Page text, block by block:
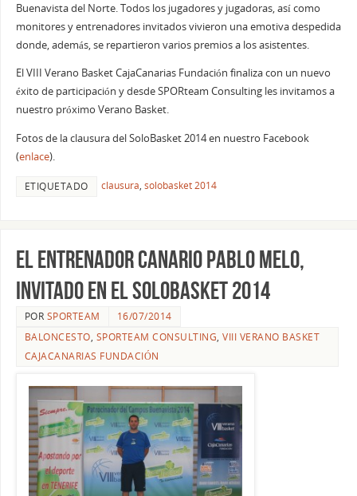
Buenavista del Norte. Todos los jugadores y jugadoras, así como
monitores y entrenadores invitados vivieron una emotiva despedida
donde, además, se repartieron varios premios a los asistentes.
El VIII Verano Basket CajaCanarias Fundación finaliza con un nuevo
éxito de participación y desde SPORteam Consulting les invitamos a
nuestro próximo Verano Basket.
Fotos de la clausura del SoloBasket 2014 en nuestro Facebook
(enlace).
ETIQUETADO clausura, solobasket 2014
El entrenador canario Pablo Melo,
invitado en el SoloBasket 2014
POR SPORTEAM
16/07/2014
BALONCESTO, SPORTEAM CONSULTING,VIII VERANO BASKET
CAJACANARIAS FUNDACIÓN